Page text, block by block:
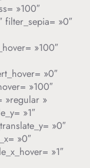
»100″
filter_sepia= »0″
»100″
»0″
»100″
»regular »
»1″
»0″
»0″
»1″